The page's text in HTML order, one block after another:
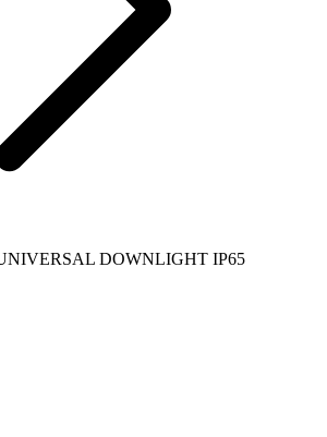
DOWNLIGHT IP65